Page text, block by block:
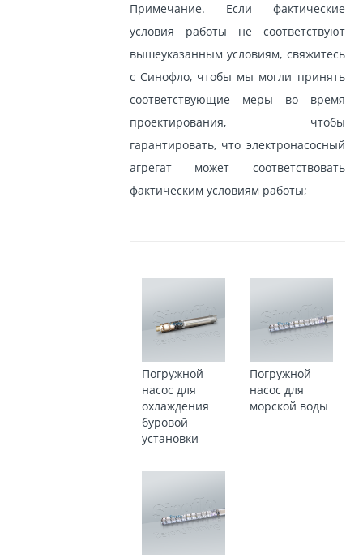
Примечание. Если фактические
условия работы не соответствуют
вышеуказанным условиям, свяжитесь
с Синофло, чтобы мы могли принять
соответствующие меры во время
проектирования, чтобы
гарантировать, что электронасосный
агрегат может соответствовать
фактическим условиям работы;
Погружной
насос для
охлаждения
буровой
установки
Погружной
насос для
морской воды